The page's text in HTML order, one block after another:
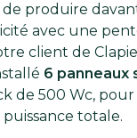
produire
avec une
client de
6 panneaux
de 500 Wc,
puissance totale.